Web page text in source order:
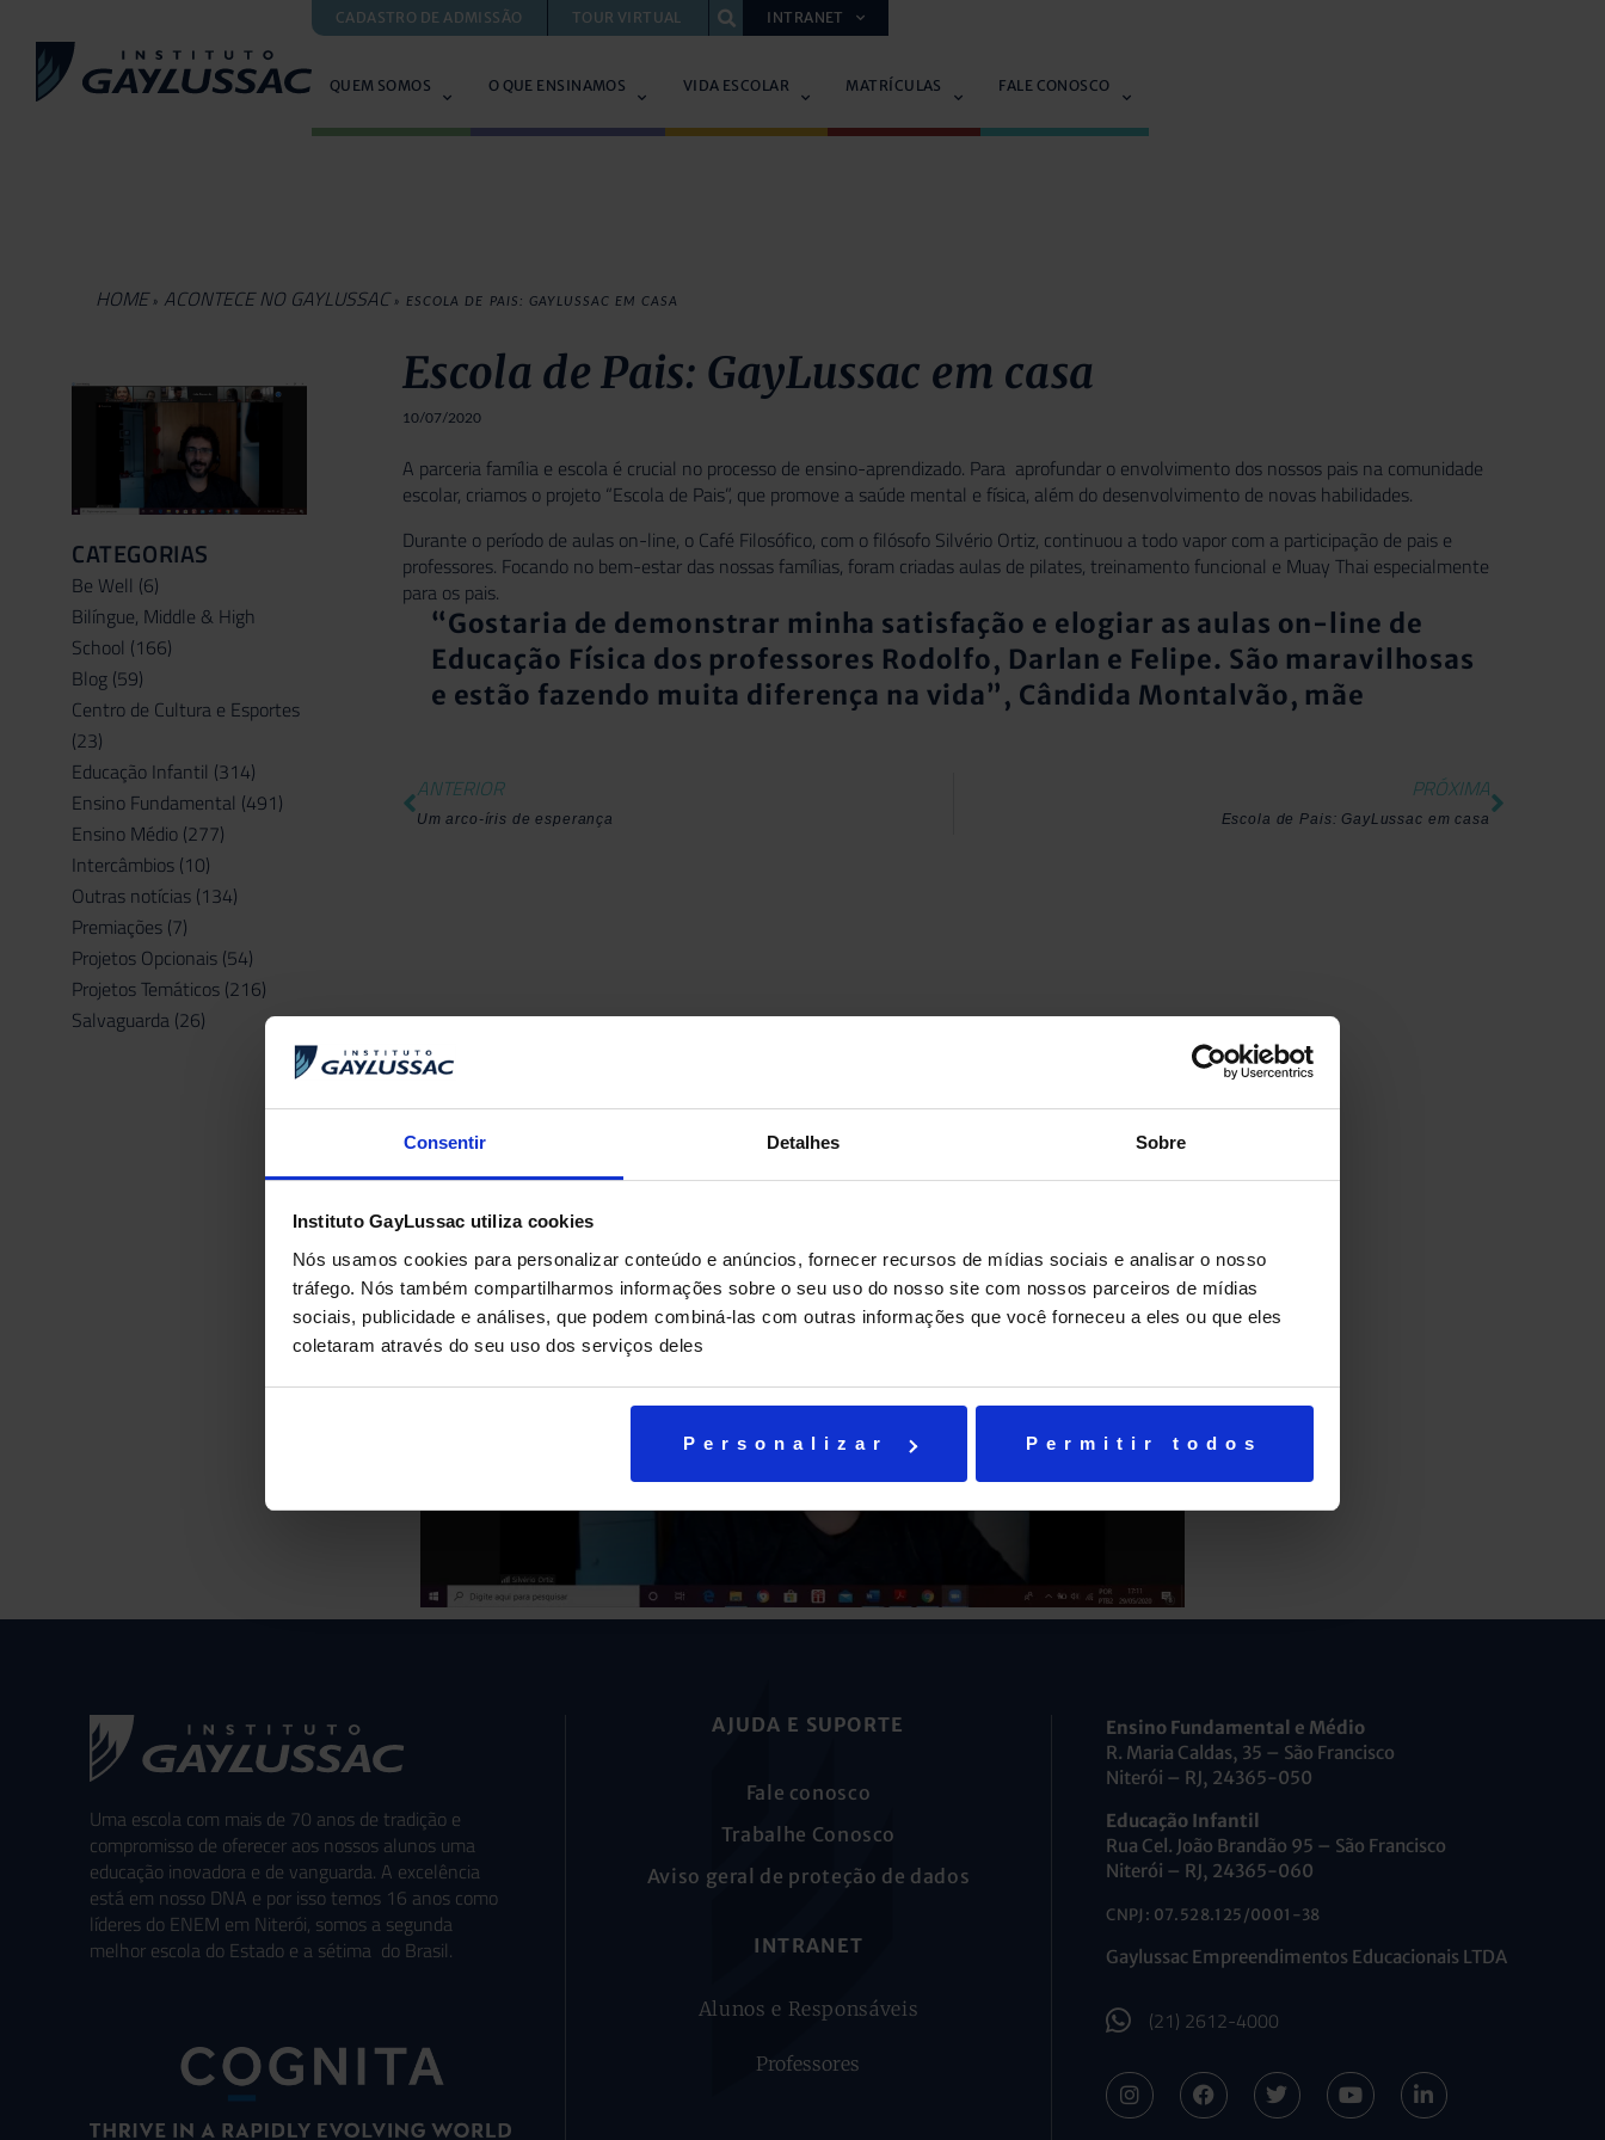
Consentir Detalhes Sobre
Instituto GayLussac utiliza cookies
Nós usamos cookies para personalizar conteúdo e anúncios, fornecer recursos de mídias sociais e analisar o nosso
tráfego. Nós também compartilharmos informações sobre o seu uso do nosso site com nossos parceiros de mídias
sociais, publicidade e análises, que podem combiná-las com outras informações que você forneceu a eles ou que eles
coletaram através do seu uso dos serviços deles
Personalizar Permitir todos
CADASTRO DE ADMISSÃO TOUR VIRTUAL INTRANET
QUEM SOMOS O QUE ENSINAMOS VIDA ESCOLAR MATRÍCULAS FALE CONOSCO
HOME » ACONTECE NO GAYLUSSAC » ESCOLA DE PAIS: GAYLUSSAC EM CASA
CATEGORIAS
Be Well (6)
Bilíngue, Middle & High
School (166)
Blog (59)
Centro de Cultura e Esportes
(23)
Educação Infantil (314)
Ensino Fundamental (491)
Ensino Médio (277)
Intercâmbios (10)
Outras notícias (134)
Premiações (7)
Projetos Opcionais (54)
Projetos Temáticos (216)
Salvaguarda (26)
Escola de Pais: GayLussac em casa
10/07/2020
A parceria família e escola é crucial no processo de ensino-aprendizado. Para aprofundar o envolvimento dos nossos pais na comunidade
escolar, criamos o projeto “Escola de Pais”, que promove a saúde mental e física, além do desenvolvimento de novas habilidades.
Durante o período de aulas on-line, o Café Filosófico, com ofilósofo Silvério Ortiz, continuou a todo vapor com a participação de pais e
professores. Focando no bem-estar das nossas famílias, foram criadas aulas de pilates, treinamento funcional e Muay Thai especialmente
para os pais.
“Gostaria de demonstrar minha satisfação e elogiar as aulas on-line de
Educação Física dos professores Rodolfo, Darlan e Felipe. São maravilhosas
e estão fazendo muita diferença na vida”, Cândida Montalvão, mãe
ANTERIOR
Um arco-íris de esperança
PRÓXIMA
Escola de Pais: GayLussac em casa
Uma escola com mais de 70 anos de tradição e
compromisso de oferecer aos nossos alunos uma
educação inovadora e de vanguarda. A excelência
está em nosso DNA e por isso temos 16 anos como
líderes do ENEM em Niterói, somos a segunda
melhor escola do Estado e a sétima do Brasil.
AJUDA E SUPORTE
Fale conosco
Trabalhe Conosco
Aviso geral de proteção de dados
INTRANET
Alunos e Responsáveis
Professores
Ensino Fundamental e Médio
R. Maria Caldas, 35 – São Francisco
Niterói – RJ, 24365-050
Educação Infantil
Rua Cel. João Brandão 95 – São Francisco
Niterói – RJ, 24365-060
CNPJ: 07.528.125/0001-38
Gaylussac Empreendimentos Educacionais LTDA
(21) 2612-4000